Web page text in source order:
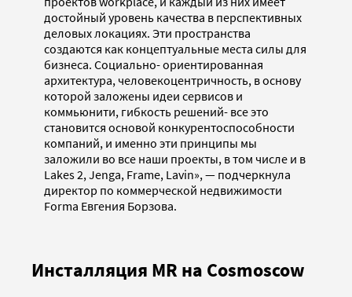
достойный уровень качества в перспективных
деловых локациях. Эти пространства
создаются как концептуальные места силы для
бизнеса. Социально- ориентированная
архитектура, человекоцентричность, в основу
которой заложены идеи сервисов и
коммьюнити, гибкость решений- все это
становится основой конкурентоспособности
компаний, и именно эти принципы мы
заложили во все наши проекты, в том числе и в
Lakes 2, Jenga, Frame, Lavin», — подчеркнула
директор по коммерческой недвижимости
Forma Евгения Борзова.
Инсталляция MR на Cosmoscow